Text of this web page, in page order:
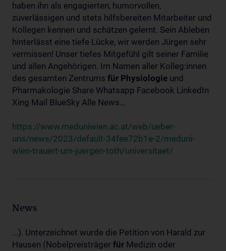
haben ihn als engagierten, humorvollen,
zuverlässigen und stets hilfsbereiten Mitarbeiter und
Kollegen kennen und schätzen gelernt. Sein Ableben
hinterlässt eine tiefe Lücke, wir werden Jürgen sehr
vermissen! Unser tiefes Mitgefühl gilt seiner Familie
und allen Angehörigen. Im Namen aller Kolleg:innen
des gesamten Zentrums für Physiologie und
Pharmakologie Share Whatsapp Facebook LinkedIn
Xing Mail BlueSky Alle News...
https://www.meduniwien.ac.at/web/ueber-
uns/news/2023/default-34fee72b1e-2/meduni-
wien-trauert-um-juergen-toth/universitaet/
News
...). Unterzeichnet wurde die Petition von Harald zur
Hausen (Nobelpreisträger für Medizin oder